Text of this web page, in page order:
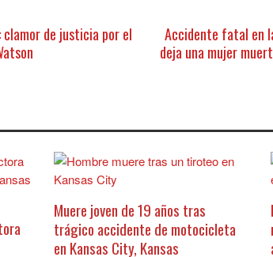
de justicia por el
Accidente fatal en
deja una mujer
Muere joven de 19 años tras
trágico accidente de motocicleta
en Kansas City, Kansas